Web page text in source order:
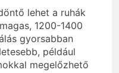
lehet a ruhák
1200-1400
gyorsabban
például
megelőzhető